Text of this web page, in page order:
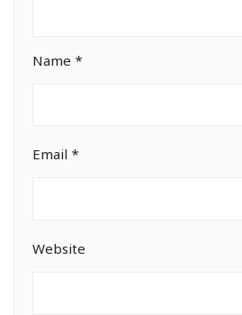
Name *
Email *
Website